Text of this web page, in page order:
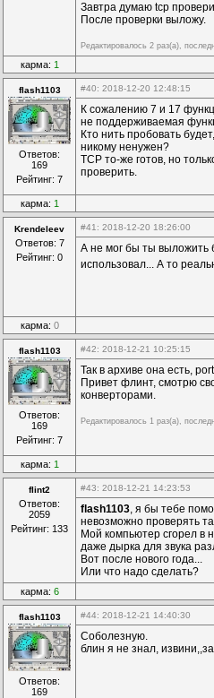
Завтра думаю tcp
После проверки выложу.
Редактировалось 2 раз(а),
карма: 1
flash1103
Ответов:
169
Рейтинг: 7
#40: 2018-12-20 12:48:15
К сожалению 7 и 17
не поддерживаемая
Кто нить пробовать
никому ненужен?
TCP то-же готов, но
проверить.
карма: 1
Krendeleev
Ответов: 7
Рейтинг: 0
#41 : 2018-12-20 18:26:00
А не мог бы ты выложить
использовал... А то
карма: 0
flash1103
Ответов:
169
Рейтинг: 7
#42: 2018-12-21 10:25:15
Так в архиве она есть,
Привет флинт, смотрю
конверторами.
Редактировалось 1 раз(а),
карма: 1
flint2
Ответов:
2059
Рейтинг: 133
#43: 2018-12-21 14:23:53
flash1103, я бы тебе
невозможно проверять
Мой компьютер сгорел в
даже дырка для звука
Вот после нового года...
Или что надо сделать?
карма: 6
flash1103
Ответов:
169
#44: 2018-12-21 14:40:30
Соболезную.
блин я не знал,